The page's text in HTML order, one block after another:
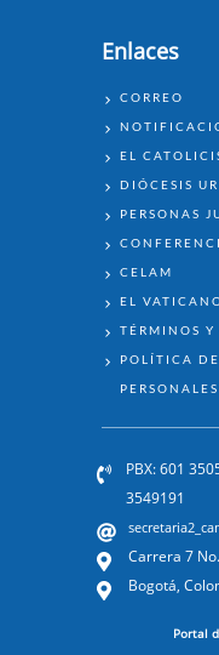
Enlaces
ENLACES
CORREO
EL
DIÓCESIS
PERSONAS
CELAM
EL
TÉRMINOS
POLÍTICA
PERSONALES
PBX: 601
3549191
Carrera 7
Bogotá,
Portal